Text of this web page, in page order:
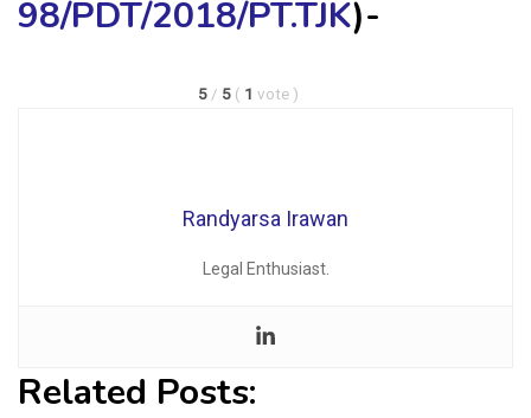
98/PDT/2018/PT.TJK)-
5 / 5 ( 1 vote )
Randyarsa Irawan
Legal Enthusiast.
Related Posts: